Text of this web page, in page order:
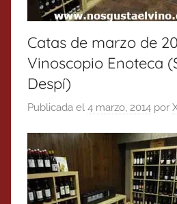
Catas de marzo de
Vinoscopio Enoteca
Despí)
Publicada el 4 marzo, 2014 por